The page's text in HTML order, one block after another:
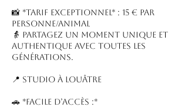
📸 *Tarif exceptionnel* : 15 € par
personne/animal
👵 Partagez un moment unique et
authentique avec toutes les
générations.
📍 Studio à Louâtre
🚗 *Facile d’accès :*